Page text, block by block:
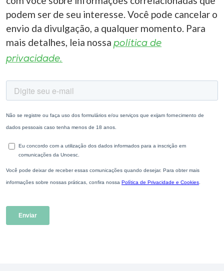
podem ser de seu interesse. Você pode cancelar o
envio da divulgação, a qualquer momento. Para
mais detalhes, leia nossa política de
privacidade.